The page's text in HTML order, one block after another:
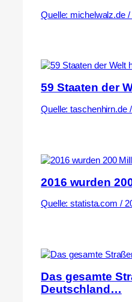
Quelle: michelwalz.de /
59 Staaten der
Quelle: taschenhirn.de
2016 wurden
Quelle: statista.com /
Das gesamte
Deutschland…